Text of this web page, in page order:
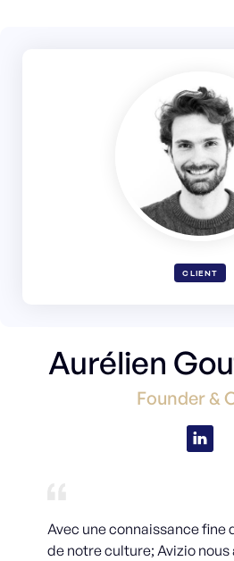
CLIENT
Aurélien
Founder &
Avec une connaissance fine
de notre culture; Avizio nous